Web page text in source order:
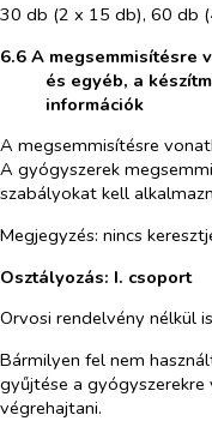
30 db (2 x 15 db), 60 db
6.6 A megsemmisítésre
és egyéb, a
információk
A megsemmisítésre
A gyógyszerek
szabályokat kell
Megjegyzés: nincs
Osztályozás: I. csoport
Orvosi rendelvény nélkül
Bármilyen fel nem
gyűjtése a
végrehajtani.